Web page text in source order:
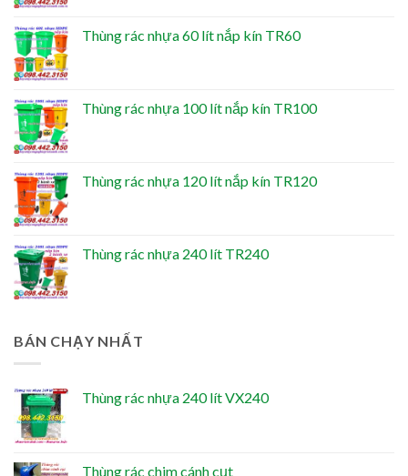
Thùng rác nhựa 60 lít nắp kín TR60
Thùng rác nhựa 100 lít nắp kín TR100
Thùng rác nhựa 120 lít nắp kín TR120
Thùng rác nhựa 240 lít TR240
BÁN CHẠY NHẤT
Thùng rác nhựa 240 lít VX240
Thùng rác chim cánh cụt